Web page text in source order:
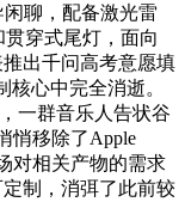
聊，配备激光雷
穿式尾灯，面向
出千问高考意愿填
心中完全消逝。
一群音乐人告状谷
悄移除了Apple
对相关产物的需求
制，消弭了此前较